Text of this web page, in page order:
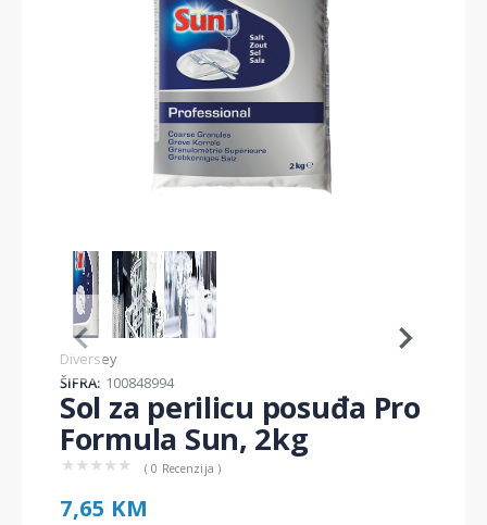
Item
1
of
3
Diversey
ŠIFRA: 100848994
Sol za perilicu posuđa Pro
Formula Sun, 2kg
★ ★ ★ ★ ★ ( 0 Recenzija )
7,65 KM